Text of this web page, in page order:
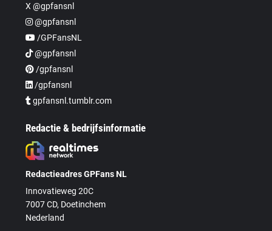
X @gpfansnl
@gpfansnl
/GPFansNL
@gpfansnl
/gpfansnl
/gpfansnl
gpfansnl.tumblr.com
Redactie & bedrijfsinformatie
Redactieadres GPFans NL
Innovatieweg 20C
7007 CD, Doetinchem
Nederland